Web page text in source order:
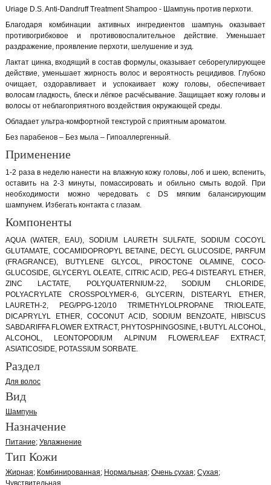
Uriage D.S. Anti-Dandruff Treatment Shampoo - Шампунь против перхоти.
Благодаря комбинации активных ингредиентов шампунь оказывает
противогрибковое и противовоспалительное действие. Уменьшает
раздражение, проявление перхоти, шелушение и зуд.
Лактат цинка, входящий в состав формулы, оказывает себорегулирующее
действие, уменьшает жирность волос и вероятность рецидивов. Глубоко
очищает, оздоравливает и успокаивает кожу головы, обеспечивает
волосам гладкость, блеск и лёгкое расчёсывание. Защищает кожу головы и
волосы от неблагоприятного воздействия окружающей среды.
Обладает ультра-комфортной текстурой с приятным ароматом.
Без парабенов – Без мыла – Гипоаллергенный.
Применение
1-2 раза в неделю нанести на влажную кожу головы, лоб и шею, вспенить,
оставить на 2-3 минуты, помассировать и обильно смыть водой. При
необходимости можно чередовать с DS мягким балансирующим
шампунем. Избегать контакта с глазам.
Компоненты
AQUA (WATER, EAU), SODIUM LAURETH SULFATE, SODIUM COCOYL
GLUTAMATE, COCAMIDOPROPYL BETAINE, DECYL GLUCOSIDE, PARFUM
(FRAGRANCE), BUTYLENE GLYCOL, PIROCTONE OLAMINE, COCO-
GLUCOSIDE, GLYCERYL OLEATE, CITRIC ACID, PEG-4 DISTEARYL ETHER,
ZINC LACTATE, POLYQUATERNIUM-22, SODIUM CHLORIDE,
POLYACRYLATE CROSSPOLYMER-6, GLYCERIN, DISTEARYL ETHER,
LAURETH-2, PEG/PPG-120/10 TRIMETHYLOLPROPANE TRIOLEATE,
DICAPRYLYL ETHER, COCONUT ACID, SODIUM BENZOATE, HIBISCUS
SABDARIFFA FLOWER EXTRACT, PHYTOSPHINGOSINE, t-BUTYL ALCOHOL,
ALCOHOL, LEONTOPODIUM ALPINUM FLOWER/LEAF EXTRACT,
ASIATICOSIDE, POTASSIUM SORBATE.
Раздел
Для волос
Вид
Шампунь
Назначение
Питание Увлажнение
Тип Кожи
Жирная Комбинированная Нормальная Очень сухая Сухая
Чувствительная